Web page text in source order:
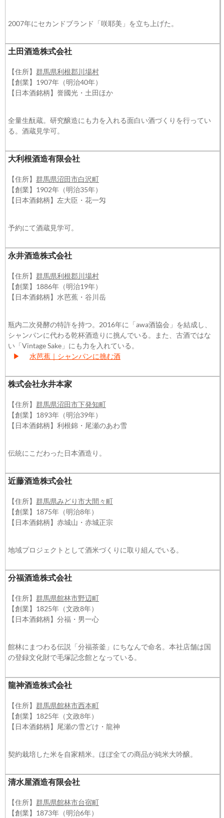
2007年にセカンドブランド「咲耶美」を立ち上げた。
土田酒造株式会社
【住所】 群馬県利根郡川場村
【創業】1907年（明治40年）
【日本酒銘柄】誉國光・土田ほか
全量生酛蔵。研究醸造にも力を入れる面白い酒づくりを行ってい
る。酒蔵見学可。
大利根酒造有限会社
【住所】 群馬県沼田市白沢町
【創業】1902年（明治35年）
【日本酒銘柄】左大臣・花一匁
予約にて酒蔵見学可。
永井酒造株式会社
【住所】 群馬県利根郡川場村
【創業】1886年（明治19年）
【日本酒銘柄】水芭蕉・谷川岳
瓶内二次発酵の特許を持つ。2016年に「awa酒協会」を結成し、
シャンパンに代わる乾杯酒造りに挑んでいる。また、古酒ではな
い「Vintage Sake」にも力を入れている。
▶
水芭蕉｜シャンパンに挑む酒
株式会社永井本家
【住所】 群馬県沼田市下発知町
【創業】1893年（明治39年）
【日本酒銘柄】利根錦・尾瀬のあわ雪
伝統にこだわった日本酒造り。
近藤酒造株式会社
【住所】 群馬県みどり市大間々町
【創業】1875年（明治8年）
【日本酒銘柄】赤城山・赤城正宗
地域プロジェクトとして酒米づくりに取り組んでいる。
分福酒造株式会社
【住所】 群馬県館林市野辺町
【創業】1825年（文政8年）
【日本酒銘柄】分福・男一心
館林にまつわる伝説「分福茶釜」にちなんで命名。本社店舗は国
の登録文化財で毛塚記念館となっている。
龍神酒造株式会社
【住所】 群馬県館林市西本町
【創業】1825年（文政8年）
【日本酒銘柄】尾瀬の雪どけ・龍神
契約栽培した米を自家精米。ほぼ全ての商品が純米大吟醸。
清水屋酒造有限会社
【住所】 群馬県館林市台宿町
【創業】1873年（明治6年）